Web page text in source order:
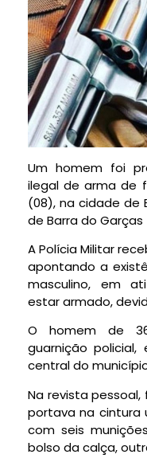
Um homem foi
ilegal de arma de
(08), na cidade de
de Barra do Garças
A Polícia Militar
apontando a
masculino, em
estar armado,
O homem de
guarnição
central do
Na revista
portava na cintura
com seis
bolso da calça,